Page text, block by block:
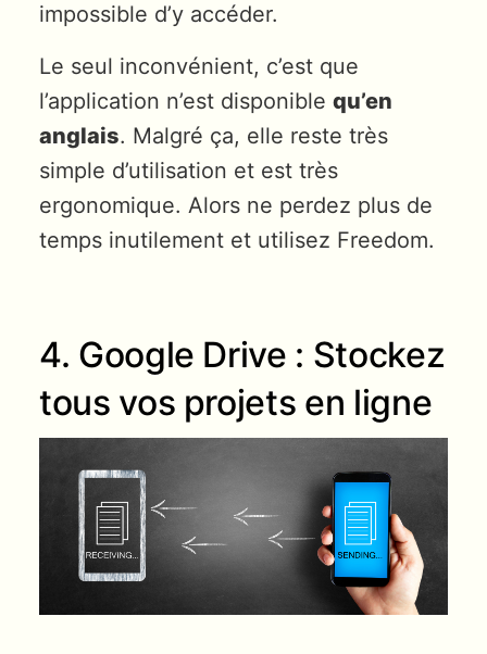
impossible d’y accéder.
Le seul inconvénient, c’est que
l’application n’est disponible qu’en
anglais. Malgré ça, elle reste très
simple d’utilisation et est très
ergonomique. Alors ne perdez plus de
temps inutilement et utilisez Freedom.
4. Google Drive : Stockez
tous vos projets en ligne